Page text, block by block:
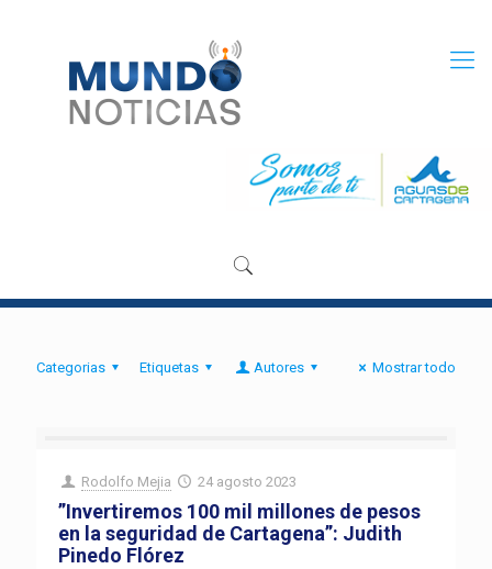
Categorias Etiquetas Autores Mostrar todo
Rodolfo Mejia 24 agosto 2023
”Invertiremos 100 mil millones de pesos
en la seguridad de Cartagena”: Judith
Pinedo Flórez